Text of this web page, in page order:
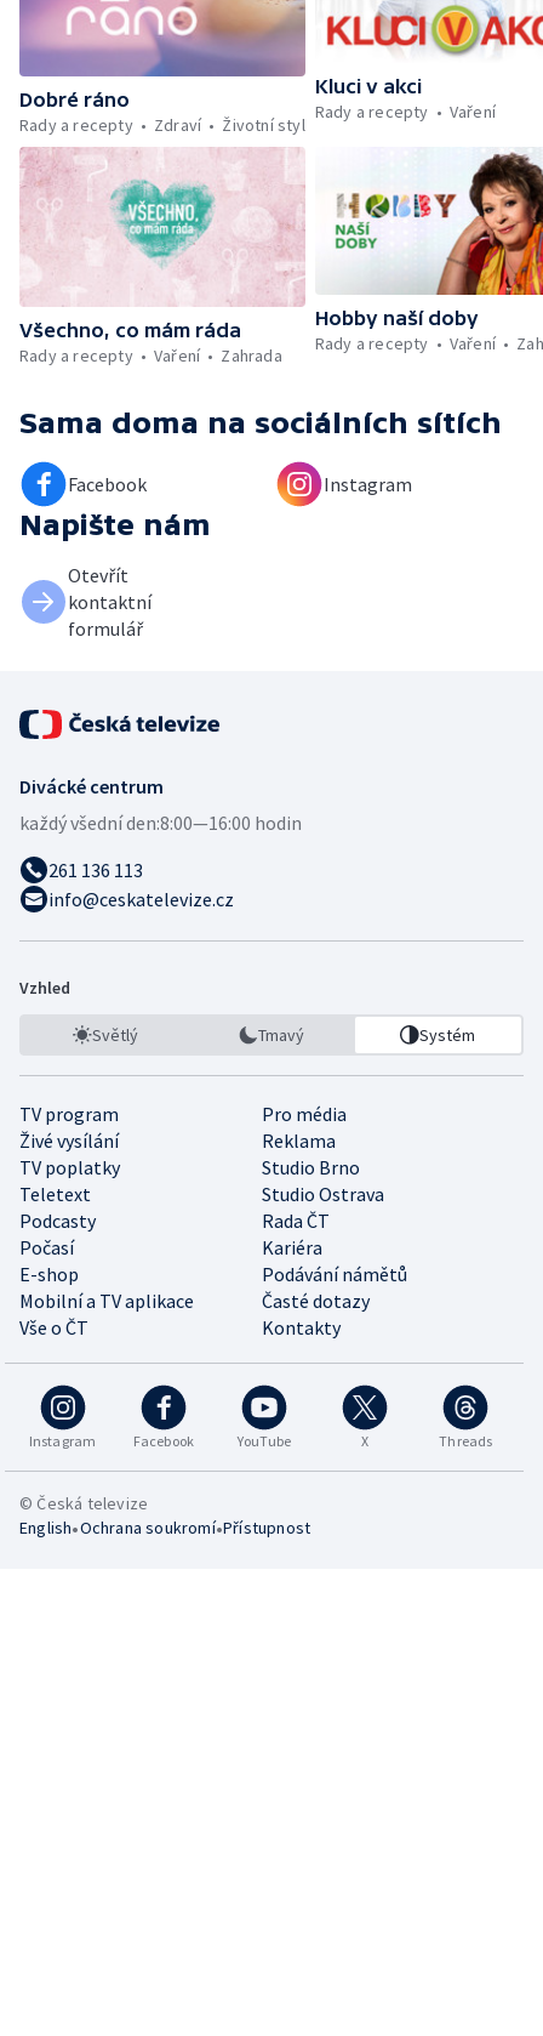
Dobré ráno
Rady a recepty
Zdraví Životní styl
Kluci v akci
Rady a recepty
Vaření
Všechno, co mám ráda
Rady a recepty
Vaření Zahrada
Hobby naší doby
Rady a recepty
Vaření
Sama doma na sociálních sítích
Facebook Instagram
Napište nám
Otevřít
kontaktní
formulář
Divácké centrum
každý všední den:8:00—16:00 hodin
261 136 113
info@ceskatelevize.cz
Vzhled
Světlý Tmavý Systém
TV program
Pro média
Živé vysílání
Reklama
TV poplatky
Studio Brno
Teletext
Studio Ostrava
Podcasty
Rada ČT
Počasí
Kariéra
E-shop
Podávání námětů
Mobilní a TV aplikace
Časté dotazy
Vše o ČT
Kontakty
Instagram Facebook YouTube X Threads
© Česká televize
English•Ochrana soukromí•Přístupnost